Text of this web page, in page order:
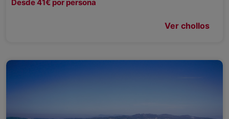
Desde 41€ por persona
Ver chollos